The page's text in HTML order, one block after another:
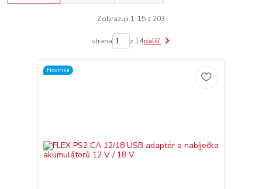
Zobrazuji 1-15 z 203
strana z 14další
Novinka